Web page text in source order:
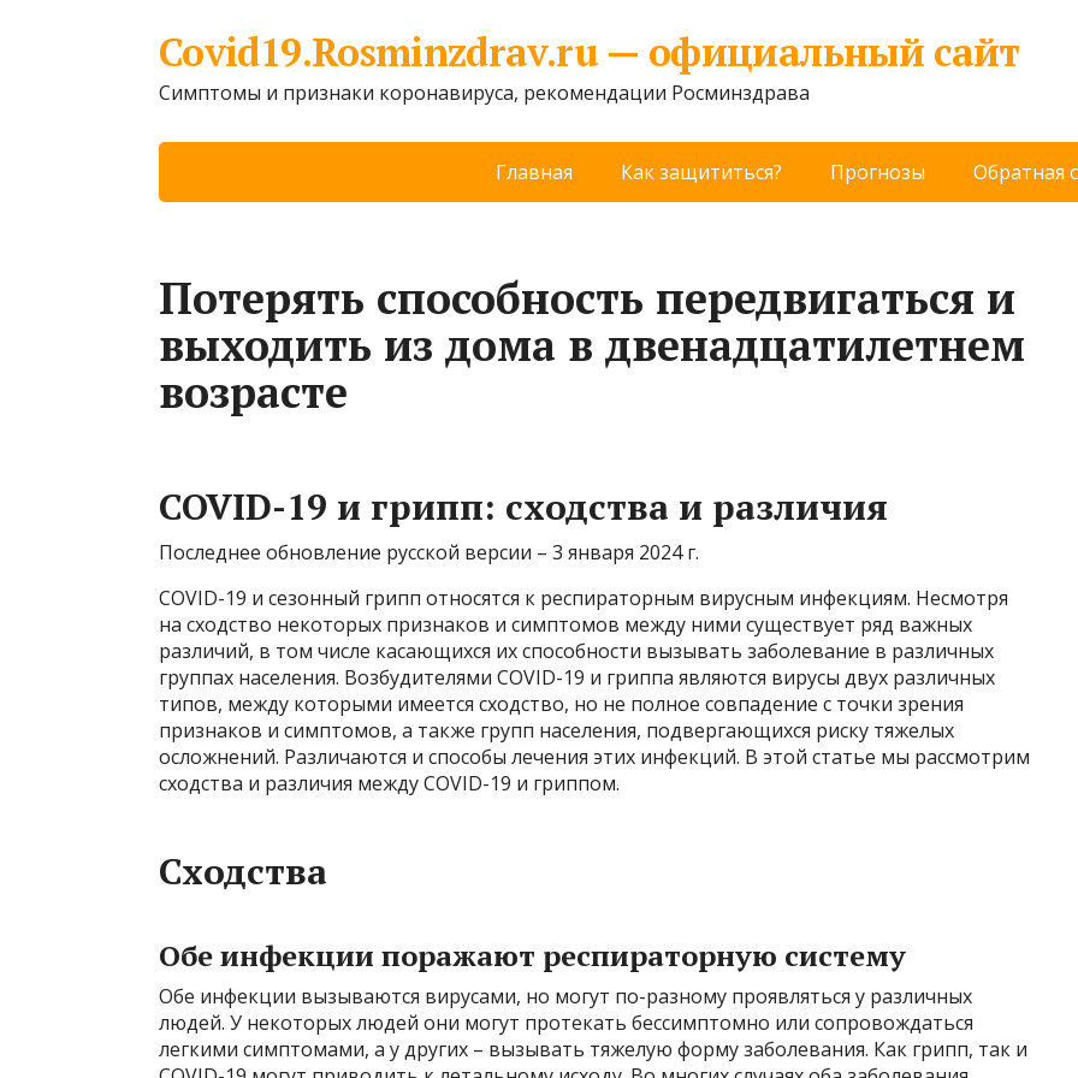
Covid19.Rosminzdrav.ru — официальный сайт
Симптомы и признаки коронавируса, рекомендации Росминздрава
Главная Как защититься? Прогнозы Обратная
Потерять способность передвигаться и
выходить из дома в двенадцатилетнем
возрасте
COVID-19 и грипп: сходства и различия
Последнее обновление русской версии – 3 января 2024 г.
COVID-19 и сезонный грипп относятся к респираторным вирусным инфекциям. Несмотря
на сходство некоторых признаков и симптомов между ними существует ряд важных
различий, в том числе касающихся их способности вызывать заболевание в различных
группах населения. Возбудителями COVID-19 и гриппа являются вирусы двух различных
типов, между которыми имеется сходство, но не полное совпадение с точки зрения
признаков и симптомов, а также групп населения, подвергающихся риску тяжелых
осложнений. Различаются и способы лечения этих инфекций. В этой статье мы рассмотрим
сходства и различия между COVID-19 и гриппом.
Сходства
Обе инфекции поражают респираторную систему
Обе инфекции вызываются вирусами, но могут по-разному проявляться у различных
людей. У некоторых людей они могут протекать бессимптомно или сопровождаться
легкими симптомами, а у других – вызывать тяжелую форму заболевания. Как грипп, так и